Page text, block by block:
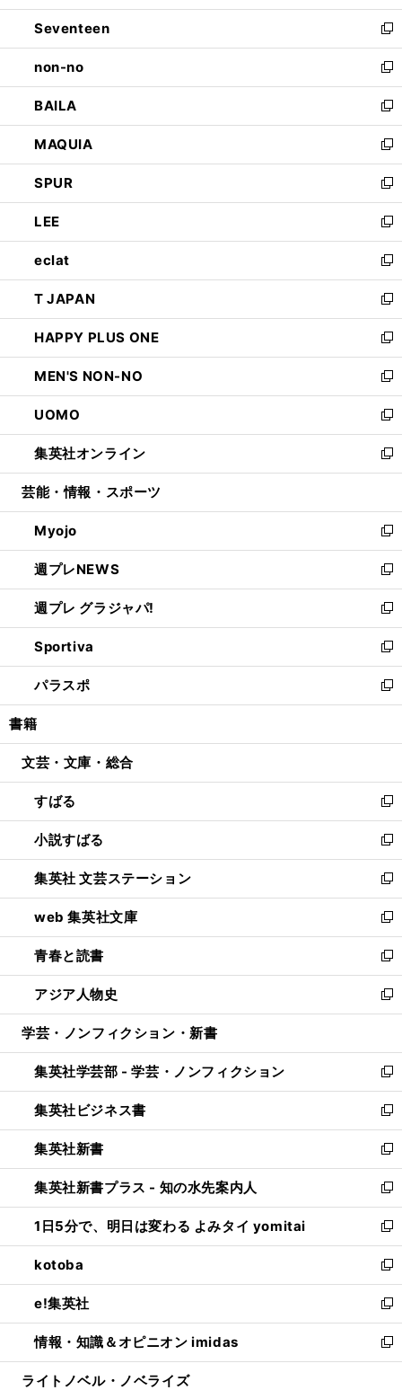
開
く
ウ
で
開
く
ン
ド
ウ
で
開
く
Seventeen
新
し
い
ウ
ィ
ン
ド
ウ
で
開
く
non-no
新
し
い
ウ
ィ
ン
ド
ウ
で
開
く
BAILA
新
し
い
ウ
ィ
ン
ド
ウ
で
開
く
MAQUIA
新
し
い
ウ
ィ
ン
ド
ウ
で
開
く
SPUR
新
し
い
ウ
ィ
ン
ド
ウ
で
開
く
LEE
新
し
い
ウ
ィ
ン
ド
ウ
で
開
く
eclat
新
し
い
ウ
ィ
ン
ド
ウ
で
開
く
T JAPAN
新
し
い
ウ
ィ
ン
ド
ウ
で
開
HAPPY PLUS ONE
新
し
い
ウ
ィ
ン
ド
ウ
開
く
MEN'S NON-NO
新
し
い
ウ
ィ
ン
ウ
で
開
く
UOMO
新
し
い
ウ
ン
ド
ウ
で
開
く
集英社オンライン
新
し
ウ
ィ
ン
ド
ウ
で
開
く
芸能・情報・スポーツ
Myojo
新
し
い
ウ
ィ
ン
ド
ウ
で
開
週プレNEWS
新
し
い
ウ
ィ
ン
ド
ウ
開
週プレ グラジャパ!
新
し
い
ウ
ィ
ン
ウ
開
く
Sportiva
新
し
い
ウ
ン
ウ
で
開
く
パラスポ
新
し
ウ
ン
ド
ウ
で
開
く
書籍
文芸・文庫・総合
すばる
新
し
い
ウ
ィ
ン
ド
ウ
で
開
く
小説すばる
新
し
い
ウ
ィ
ン
ド
ウ
で
開
集英社 文芸ステーション
新
し
い
ウ
ィ
ン
ド
ウ
開
く
web 集英社文庫
新
し
い
ウ
ィ
ン
ウ
で
開
く
青春と読書
新
し
い
ウ
ン
ド
ウ
で
開
く
アジア人物史
新
し
ウ
ィ
ン
ド
ウ
で
開
く
学芸・ノンフィクション・新書
集英社学芸部 - 学芸・ノンフィクション
新
し
い
ウ
ィ
ン
ド
ウ
で
開
く
集英社ビジネス書
新
し
い
ウ
ィ
ン
ド
ウ
で
開
く
集英社新書
新
し
い
ウ
ィ
ン
ド
ウ
で
開
く
集英社新書プラス - 知の水先案内人
新
し
い
ウ
ィ
ン
ド
ウ
で
開
1日5分で、明日は変わる よみタイ yomitai
新
し
い
ウ
ィ
ン
ド
ウ
kotoba
新
し
い
ウ
ィ
ン
e!集英社
新
し
い
ウ
情報・知識＆オピニオン imidas
新
し
ライトノベル・ノベライズ